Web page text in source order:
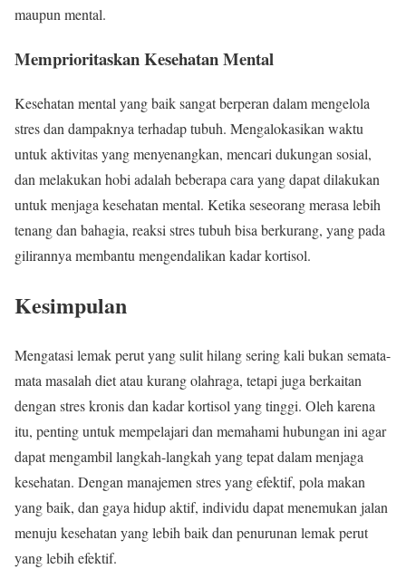
maupun mental.
Memprioritaskan Kesehatan Mental
Kesehatan mental yang baik sangat berperan dalam mengelola
stres dan dampaknya terhadap tubuh. Mengalokasikan waktu
untuk aktivitas yang menyenangkan, mencari dukungan sosial,
dan melakukan hobi adalah beberapa cara yang dapat dilakukan
untuk menjaga kesehatan mental. Ketika seseorang merasa lebih
tenang dan bahagia, reaksi stres tubuh bisa berkurang, yang pada
gilirannya membantu mengendalikan kadar kortisol.
Kesimpulan
Mengatasi lemak perut yang sulit hilang sering kali bukan semata-
mata masalah diet atau kurang olahraga, tetapi juga berkaitan
dengan stres kronis dan kadar kortisol yang tinggi. Oleh karena
itu, penting untuk mempelajari dan memahami hubungan ini agar
dapat mengambil langkah-langkah yang tepat dalam menjaga
kesehatan. Dengan manajemen stres yang efektif, pola makan
yang baik, dan gaya hidup aktif, individu dapat menemukan jalan
menuju kesehatan yang lebih baik dan penurunan lemak perut
yang lebih efektif.